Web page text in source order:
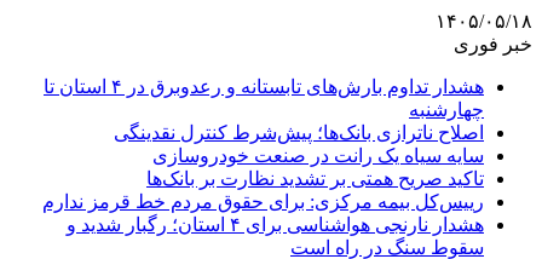
۱۴۰۵/۰۵/۱۸
خبر فوری
هشدار تداوم بارش‌های تابستانه و رعدوبرق در ۴ استان تا
چهارشنبه
اصلاح ناترازی بانک‌ها؛ پیش‌شرط کنترل نقدینگی
سایه سیاه یک رانت در صنعت خودروسازی
تاکید صریح همتی بر تشدید نظارت بر بانک‌ها
رییس‌کل بیمه مرکزی: برای حقوق مردم خط قرمز ندارم
هشدار نارنجی هواشناسی برای ۴ استان؛ رگبار شدید و
سقوط سنگ در راه است